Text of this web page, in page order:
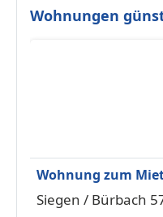
Wohnungen
Wohnung zum
in Siegen Bürbach
Siegen / Bürbach